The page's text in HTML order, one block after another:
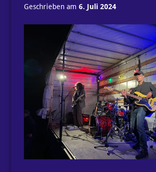
Geschrieben am 6. Juli 2024